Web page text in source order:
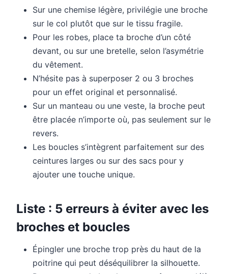
Sur une chemise légère, privilégie une broche
sur le col plutôt que sur le tissu fragile.
Pour les robes, place ta broche d’un côté
devant, ou sur une bretelle, selon l’asymétrie
du vêtement.
N’hésite pas à superposer 2 ou 3 broches
pour un effet original et personnalisé.
Sur un manteau ou une veste, la broche peut
être placée n’importe où, pas seulement sur le
revers.
Les boucles s’intègrent parfaitement sur des
ceintures larges ou sur des sacs pour y
ajouter une touche unique.
Liste : 5 erreurs à éviter avec les
broches et boucles
Épingler une broche trop près du haut de la
poitrine qui peut déséquilibrer la silhouette.